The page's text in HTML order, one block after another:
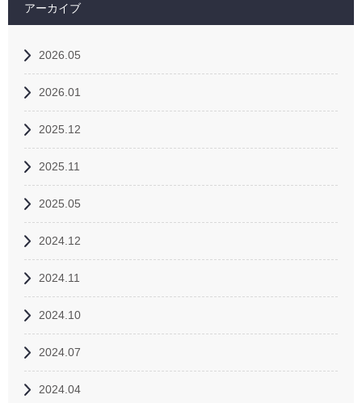
アーカイブ
2026.05
2026.01
2025.12
2025.11
2025.05
2024.12
2024.11
2024.10
2024.07
2024.04